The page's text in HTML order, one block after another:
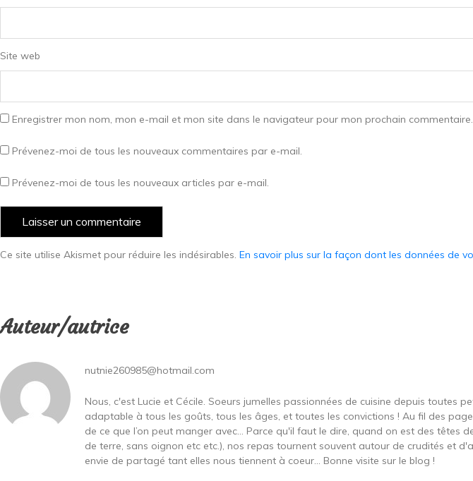
Site web
Enregistrer mon nom, mon e-mail et mon site dans le navigateur pour mon prochain commentaire.
Prévenez-moi de tous les nouveaux commentaires par e-mail.
Prévenez-moi de tous les nouveaux articles par e-mail.
Ce site utilise Akismet pour réduire les indésirables. En savoir plus sur la façon dont les données de
Auteur/autrice
nutnie260985@hotmail.com
Nous, c'est Lucie et Cécile. Soeurs jumelles passionnées de cuisine depuis toutes
adaptable à tous les goûts, tous les âges, et toutes les convictions ! Au fil des
de ce que l’on peut manger avec… Parce qu'il faut le dire, quand on est des
de terre, sans oignon etc etc.), nos repas tournent souvent autour de crudités et
envie de partagé tant elles nous tiennent à coeur... Bonne visite sur le blog !